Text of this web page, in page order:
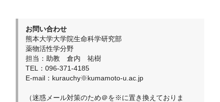
お問い合わせ
熊本大学大学院生命科学研究部
薬物活性学分野
担当：助教 倉内 祐樹
TEL：096-371-4185
E-mail：kurauchy※kumamoto-u.ac.jp
（迷惑メール対策のため＠を※に置き換えておりま